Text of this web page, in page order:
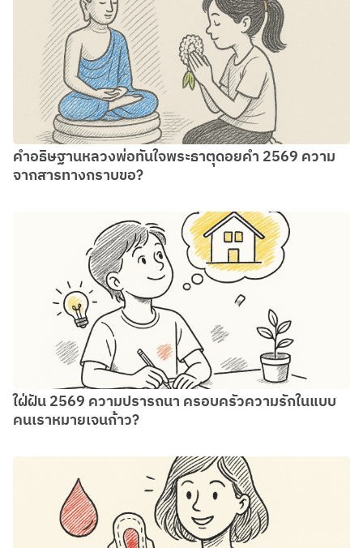
คำอธิษฐานหลวงพ่อทันใจพระธาตุดอยคำ 2569 ความ
จากสารทางกราบขอ?
ใฝ่ฝัน 2569 ความปรารถนา ครอบครัวความรักในแบบ
คนเราหมายเจนก้าว?